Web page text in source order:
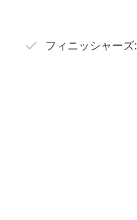
フィニッシャーズ: